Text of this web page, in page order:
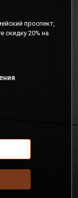
проспект,
скидку 20% на